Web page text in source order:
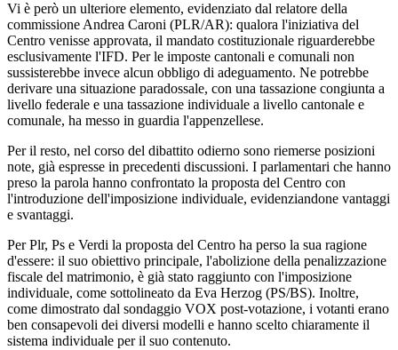
Vi è però un ulteriore elemento, evidenziato dal relatore della
commissione Andrea Caroni (PLR/AR): qualora l'iniziativa del
Centro venisse approvata, il mandato costituzionale riguarderebbe
esclusivamente l'IFD. Per le imposte cantonali e comunali non
sussisterebbe invece alcun obbligo di adeguamento. Ne potrebbe
derivare una situazione paradossale, con una tassazione congiunta a
livello federale e una tassazione individuale a livello cantonale e
comunale, ha messo in guardia l'appenzellese.
Per il resto, nel corso del dibattito odierno sono riemerse posizioni
note, già espresse in precedenti discussioni. I parlamentari che hanno
preso la parola hanno confrontato la proposta del Centro con
l'introduzione dell'imposizione individuale, evidenziandone vantaggi
e svantaggi.
Per Plr, Ps e Verdi la proposta del Centro ha perso la sua ragione
d'essere: il suo obiettivo principale, l'abolizione della penalizzazione
fiscale del matrimonio, è già stato raggiunto con l'imposizione
individuale, come sottolineato da Eva Herzog (PS/BS). Inoltre,
come dimostrato dal sondaggio VOX post-votazione, i votanti erano
ben consapevoli dei diversi modelli e hanno scelto chiaramente il
sistema individuale per il suo contenuto.